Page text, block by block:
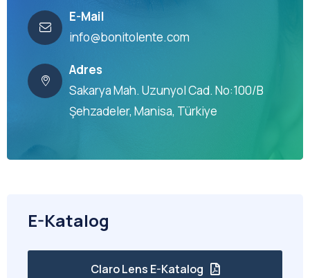
E-Mail
info@bonitolente.com
Adres
Sakarya Mah. Uzunyol Cad. No:100/B
Şehzadeler, Manisa, Türkiye
E-Katalog
Claro Lens E-Katalog